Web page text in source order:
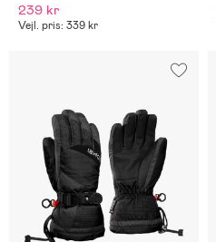
239 kr
Vejl. pris: 339 kr